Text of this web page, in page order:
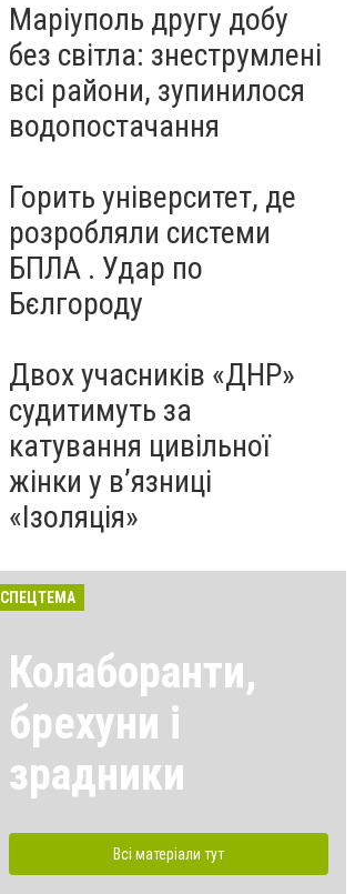
Маріуполь другу добу
без світла: знеструмлені
всі райони, зупинилося
водопостачання
Горить університет, де
розробляли системи
БПЛА . Удар по
Бєлгороду
Двох учасників «ДНР»
судитимуть за
катування цивільної
жінки у в’язниці
«Ізоляція»
СПЕЦТЕМА
Колаборанти,
брехуни і
зрадники
Всі матеріали тут